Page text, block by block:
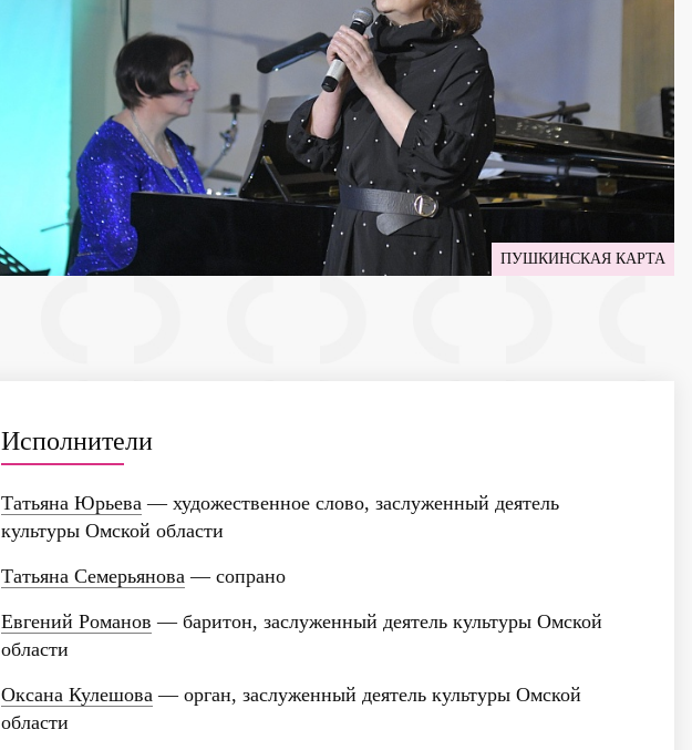
ПУШКИНСКАЯ КАРТА
Исполнители
Татьяна Юрьева — художественное слово, заслуженный деятель
культуры Омской области
Татьяна Семерьянова — сопрано
Евгений Романов — баритон, заслуженный деятель культуры Омской
области
Оксана Кулешова — орган, заслуженный деятель культуры Омской
области